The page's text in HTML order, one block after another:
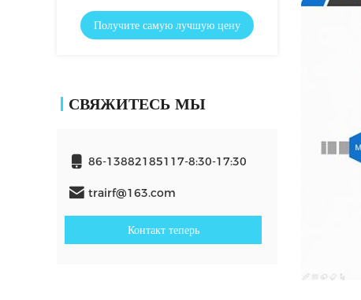
фильтр
Получите самую лучшую цену
СВЯЖИТЕСЬ МЫ
86-13882185117-8:30-17:30
trairf@163.com
Контакт теперь